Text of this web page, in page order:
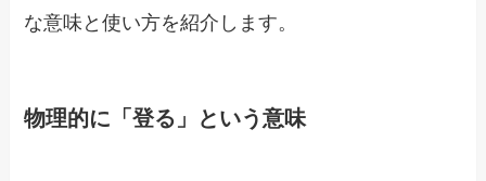
な意味と使い方を紹介します。
物理的に「登る」という意味